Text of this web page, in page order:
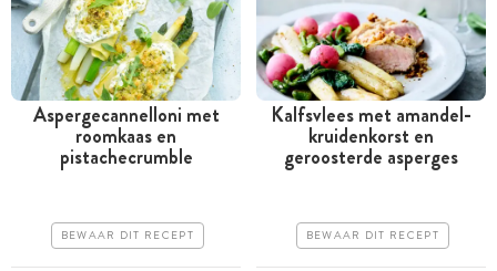
Tussen 30 minuten en 1
Aspergecannelloni met
roomkaas en
pistachecrumble
BEWAAR DIT RECEPT
Tussen 30 minuten en 1
uur
Kalfsvlees met amandel-
kruidenkorst en
geroosterde asperges
BEWAAR DIT RECEPT